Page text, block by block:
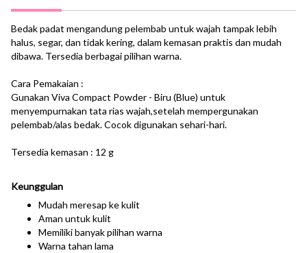
Bedak padat mengandung pelembab untuk wajah tampak lebih
halus, segar, dan tidak kering, dalam kemasan praktis dan mudah
dibawa. Tersedia berbagai pilihan warna.
Cara Pemakaian :
Gunakan Viva Compact Powder - Biru (Blue) untuk
menyempurnakan tata rias wajah,setelah mempergunakan
pelembab/alas bedak. Cocok digunakan sehari-hari.
Tersedia kemasan : 12 g
Keunggulan
Mudah meresap ke kulit
Aman untuk kulit
Memiliki banyak pilihan warna
Warna tahan lama